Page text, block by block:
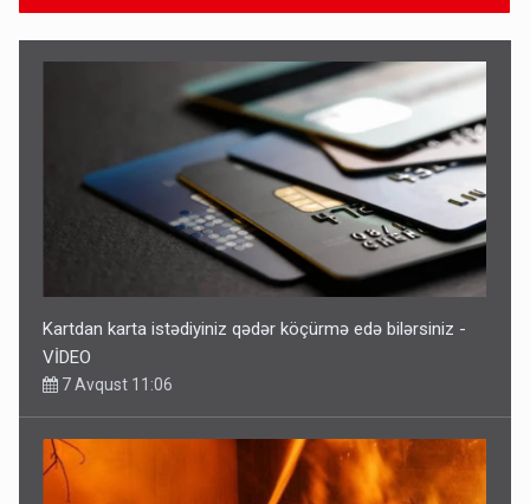
Kartdan karta istədiyiniz qədər köçürmə edə bilərsiniz -
VİDEO
7 Avqust 11:06